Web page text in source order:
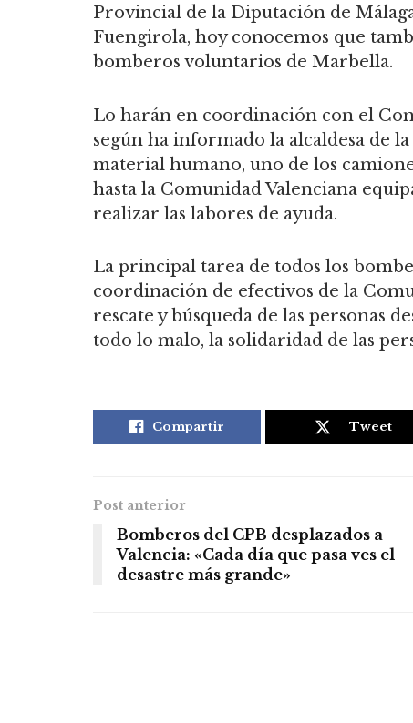
Provincial de la Diputación de
Fuengirola, hoy conocemos que
bomberos voluntarios de Marbella.
Lo harán en coordinación con el
según ha informado la alcaldesa de
material humano, uno de los
hasta la Comunidad Valenciana
realizar las labores de ayuda.
La principal tarea de todos los
coordinación de efectivos de la
rescate y búsqueda de las personas
todo lo malo, la solidaridad de las
Compartir Tweet
Post anterior
Bomberos del CPB desplazados a
Valencia: «Cada día que pasa ves el
desastre más grande»